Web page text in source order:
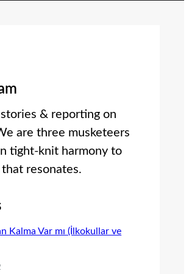
& reporting on
are three musketeers
tight-knit harmony to
resonates.
Kalma Var mı (İlkokullar ve